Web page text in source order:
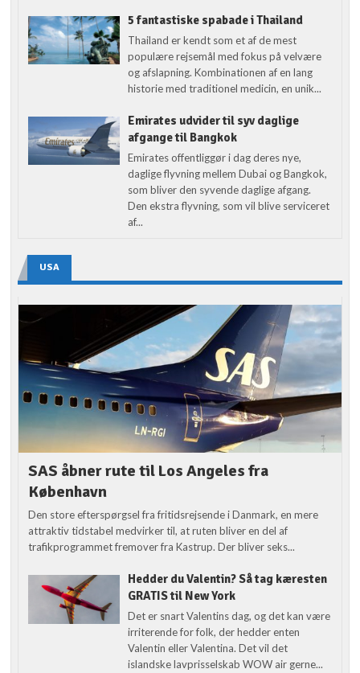
5 fantastiske spabade i Thailand
Thailand er kendt som et af de mest
populære rejsemål med fokus på velvære
og afslapning. Kombinationen af en lang
historie med traditionel medicin, en unik...
Emirates udvider til syv daglige
afgange til Bangkok
Emirates offentliggør i dag deres nye,
daglige flyvning mellem Dubai og Bangkok,
som bliver den syvende daglige afgang.
Den ekstra flyvning, som vil blive serviceret
af...
USA
SAS åbner rute til Los Angeles fra
København
Den store efterspørgsel fra fritidsrejsende i Danmark, en mere
attraktiv tidstabel medvirker til, at ruten bliver en del af
trafikprogrammet fremover fra Kastrup. Der bliver seks...
Hedder du Valentin? Så tag kæresten
GRATIS til New York
Det er snart Valentins dag, og det kan være
irriterende for folk, der hedder enten
Valentin eller Valentina. Det vil det
islandske lavprisselskab WOW air gerne...